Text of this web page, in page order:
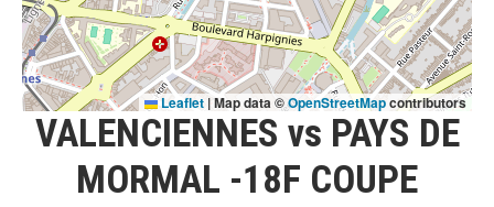
Leaflet |Map data ©OpenStreetMapcontributors
VALENCIENNES vs PAYS DE
MORMAL -18F COUPE